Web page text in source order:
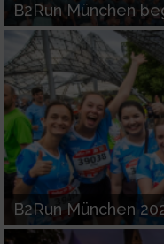
B2Run München
B2Run München